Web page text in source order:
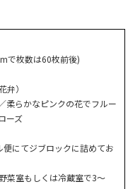
で枚数は60枚前後)
）
柔らかなピンクの花でフルー
ーズ
にてジブロックに詰めてお
菜室もしくは冷蔵室で3〜